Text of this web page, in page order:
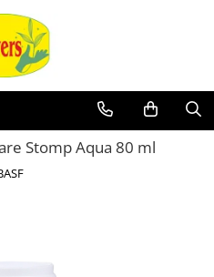
Stomp Aqua 80 ml